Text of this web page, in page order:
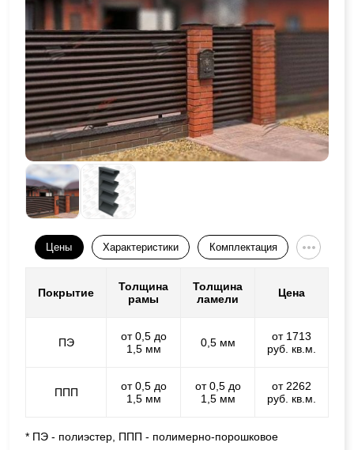
Цены Характеристики Комплектация
Покрытие
Толщина
рамы
Толщина
ламели
Цена
ПЭ
от 0,5 до
1,5 мм
0,5 мм
от 1713
руб. кв.м.
ППП
от 0,5 до
1,5 мм
от 0,5 до
1,5 мм
от 2262
руб. кв.м.
* ПЭ - полиэстер, ППП - полимерно-порошковое